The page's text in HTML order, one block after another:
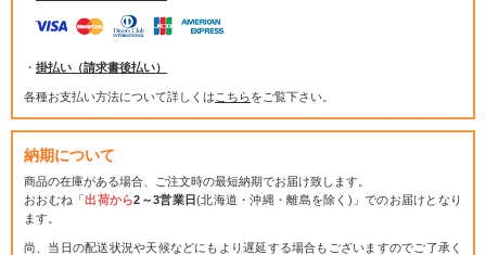
・ 掛払い（請求書後払い）
各種お支払い方法について詳しくは こちらをご覧下さい。
納期について
商品の在庫がある場合、ご注文時の最短納期でお届け致します。
おおむね「出荷から2～3営業日(北海道・沖縄・離島を除く)」でのお届けとなり
ます。
尚、当日の配送状況や天候などにもより遅延する場合もございますのでご了承く